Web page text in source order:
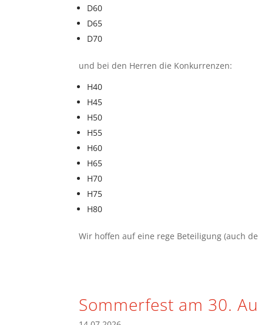
D60
D65
D70
und bei den Herren die Konkurrenzen:
H40
H45
H50
H55
H60
H65
H70
H75
H80
Wir hoffen auf eine rege Beteiligung (auch
Sommerfest am 30.